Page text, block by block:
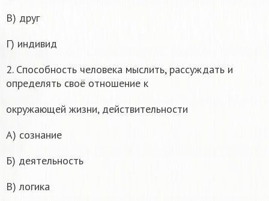
В) друг
Г) индивид
2. Способность человека мыслить, рассуждать и
определять своё отношение к
окружающей жизни, действительности
А) сознание
Б) деятельность
В) логика